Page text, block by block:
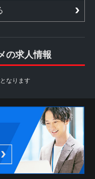
の求人情報
なります